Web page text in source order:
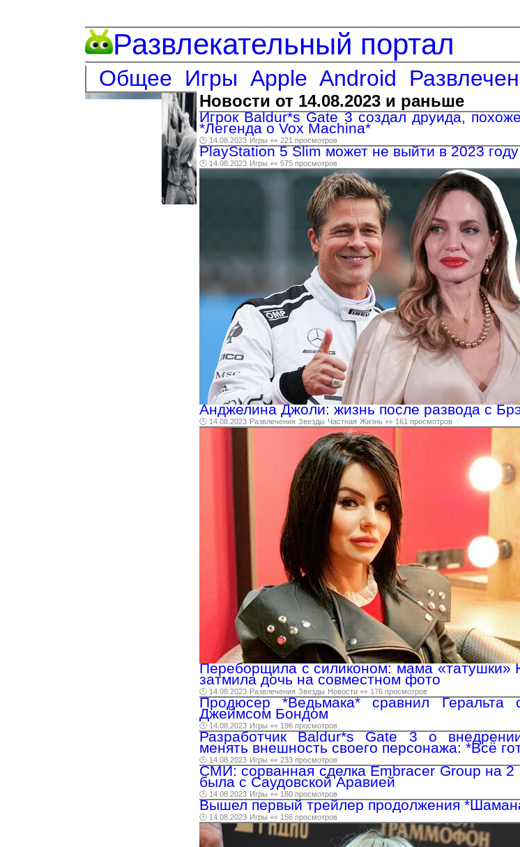
Развлекательный портал
Общее Игры Apple Android
Новости от 14.08.2023 и раньше
Игрок Baldur*s Gate 3 создал друида,
*Легенда о Vox Machina*
🕑 14.08.2023 Игры 👀 221 просмотров
PlayStation 5 Slim может не выйти в 2023 году
🕑 14.08.2023 Игры 👀 575 просмотров
Анджелина Джоли: жизнь после развода с
🕑 14.08.2023 Развлечения Звезды Частная Жизнь 👀 161 просмотров
Переборщила с силиконом: мама «татушки»
затмила дочь на совместном фото
🕑 14.08.2023 Развлечения Звезды Новости 👀 176 просмотров
Продюсер *Ведьмака* сравнил
Джеймсом Бондом
🕑 14.08.2023 Игры 👀 196 просмотров
Разработчик Baldur*s Gate 3 о
менять внешность своего персонажа: *Всё
🕑 14.08.2023 Игры 👀 233 просмотров
СМИ: сорванная сделка Embracer Group на 2
была с Саудовской Аравией
🕑 14.08.2023 Игры 👀 180 просмотров
Вышел первый трейлер продолжения
🕑 14.08.2023 Игры 👀 156 просмотров